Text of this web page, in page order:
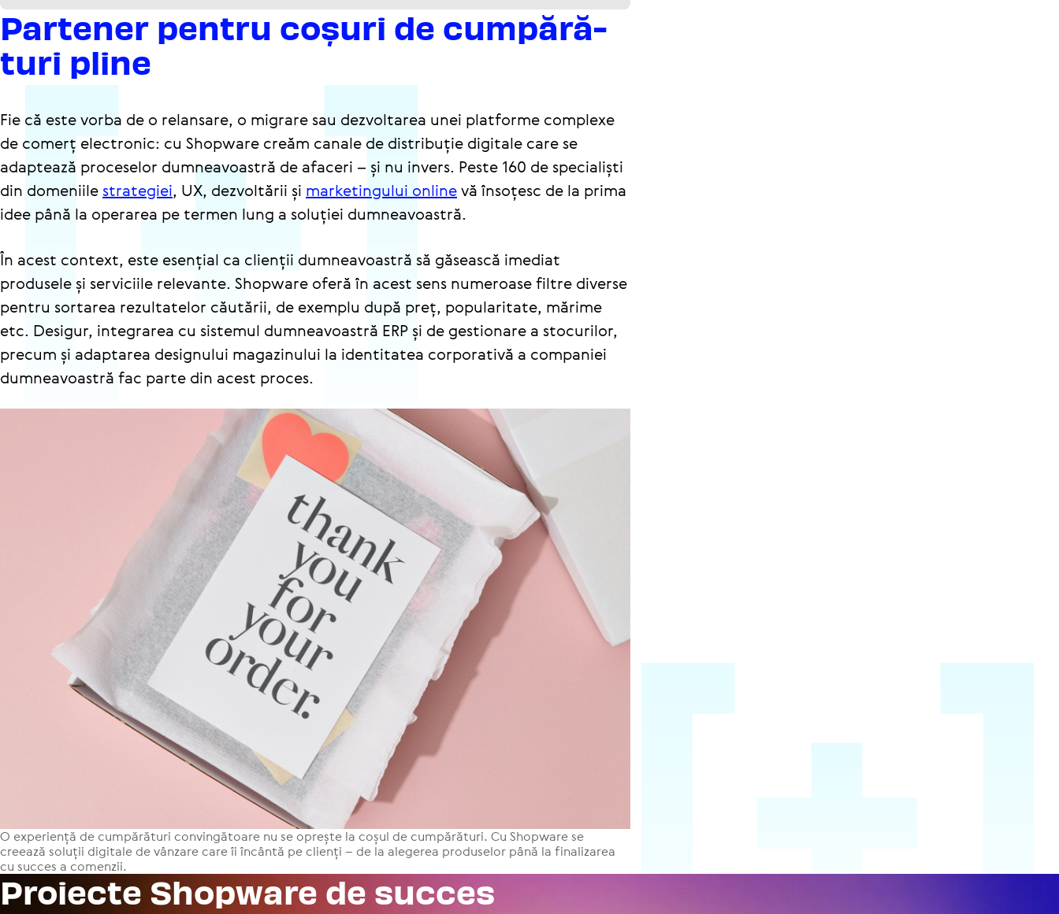
Partener pentru coșuri de cumpă­ră­
turi pline
Fie că este vorba de o relansare, o migrare sau dezvoltarea unei platforme complexe
de comerț electronic: cu Shopware creăm canale de distribuție digitale care se
adaptează proceselor dumneavoastră de afaceri – și nu invers. Peste 160 de specialiști
din domeniile strategiei, UX, dezvoltării și marketingului onlinevă însoțesc de la prima
idee până la operarea pe termen lung a soluției dumneavoastră.
În acest context, este esențial ca clienții dumneavoastră să găsească imediat
produsele și serviciile relevante. Shopware oferă în acest sens numeroase filtre diverse
pentru sortarea rezultatelor căutării, de exemplu după preț, popularitate, mărime
etc. Desigur, integrarea cu sistemul dumneavoastră ERP și de gestionare a stocurilor,
precum și adaptarea designului magazinului la identitatea corporativă a companiei
dumneavoastră fac parte din acest proces.
O expe­riență de cum­pă­ră­turi con­ving­ă­toare nu se oprește la coșul de cum­pă­ră­turi. Cu Shopware se
creează soluții digitale de vânzare care îi încântă pe clienți – de la alegerea pro­du­se­lor până la fina­li­za­rea
cu succes a comenzii.
Proiecte Shopware de succes